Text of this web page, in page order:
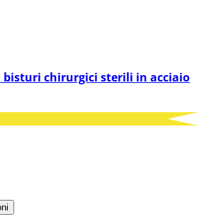
oltre a confezioni destro-lame.
bisturi chirurgici sterili in acciaio